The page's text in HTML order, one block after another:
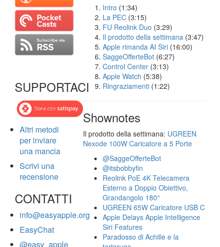
SUPPORTACI
Altri metodi
per inviare
una mancia
Scrivi una
recensione
CONTATTI
info@easyapple.org
EasyChat
@easy_apple
Intro (1:34)
La PEC (3:15)
FU Reolink Duo (3:29)
Il prodotto della settimana (3:47)
Apple rimanda AI Siri (16:00)
SaggeOfferteBot (6:27)
Control Center (3:13)
Apple Watch (5:38)
Ringraziamenti (1:22)
Shownotes
Il prodotto della settimana: UGREEN
Nexode 100W Caricatore a 5 Porte
@SaggeOfferteBot
@itsbobbyfin
Reolink PoE 4K Telecamera
Esterno a Doppio Obiettivo,
Grandangolo 180°
UGREEN 65W Caricatore USB C
Apple Delays Apple Intelligence
Siri Features
Paradosso di Achille e la